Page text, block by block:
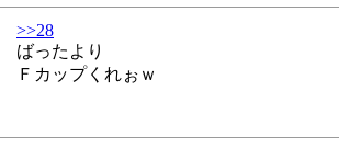
>>28
ばったより
Ｆカップくれぉｗ